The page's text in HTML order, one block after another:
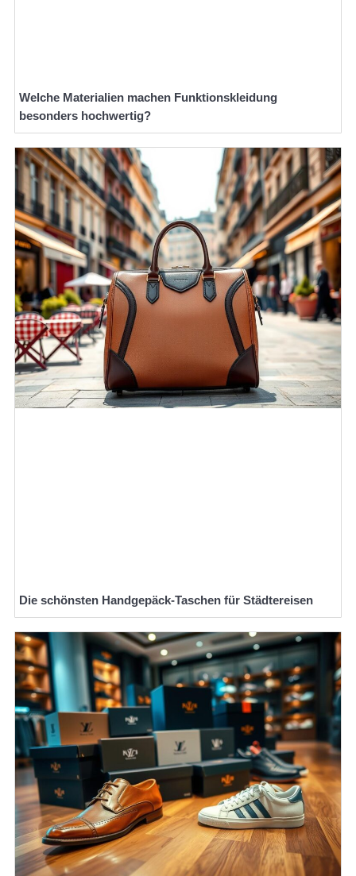
Welche Materialien machen Funktionskleidung
besonders hochwertig?
Die schönsten Handgepäck-Taschen für Städtereisen